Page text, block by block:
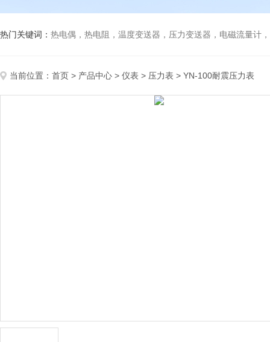
热门关键词： 热电偶，热电阻，温度变送器，压力变送器，电磁流量计，
当前位置： 首页 > 产品中心 > 仪表 > 压力表 > YN-100耐震压力表